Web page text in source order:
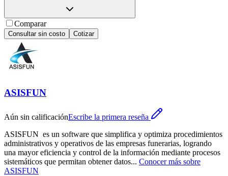
Comparar
Consultar sin costo Cotizar
ASISFUN
Aún sin calificaciónEscribe la primera reseña
ASISFUN es un software que simplifica y optimiza procedimientos
administrativos y operativos de las empresas funerarias, logrando
una mayor eficiencia y control de la información mediante procesos
sistemáticos que permitan obtener datos... Conocer más sobre
ASISFUN